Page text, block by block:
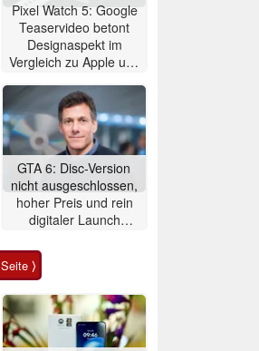
Pixel Watch 5: Google
Teaservideo betont
Designaspekt im
Vergleich zu Apple und
GTA 6: Disc-Version
nicht ausgeschlossen,
hoher Preis und rein
digitaler Launch
⟩